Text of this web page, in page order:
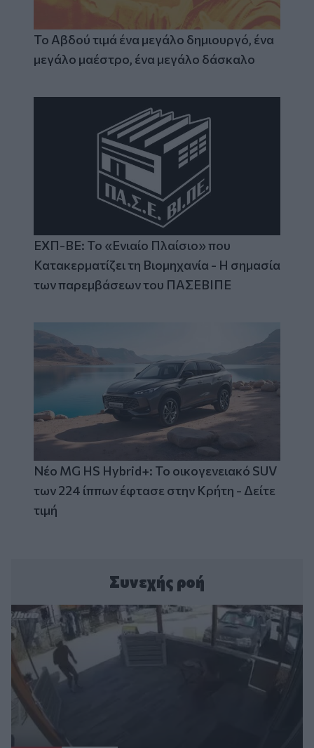
Το Αβδού τιμά ένα μεγάλο δημιουργό, ένα
μεγάλο μαέστρο, ένα μεγάλο δάσκαλο
ΕΧΠ-ΒΕ: Το «Ενιαίο Πλαίσιο» που
Κατακερματίζει τη Βιομηχανία - Η σημασία
των παρεμβάσεων του ΠΑΣΕΒΙΠΕ
Νέο MG HS Hybrid+: Το οικογενειακό SUV
των 224 ίππων έφτασε στην Κρήτη - Δείτε
τιμή
Συνεχής ροή